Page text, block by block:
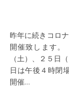
昨年に続きコロナ過ではありますが、ガッシュ画会作品展を
開催致します。
（土）、２５日
日は午後４時
開催…